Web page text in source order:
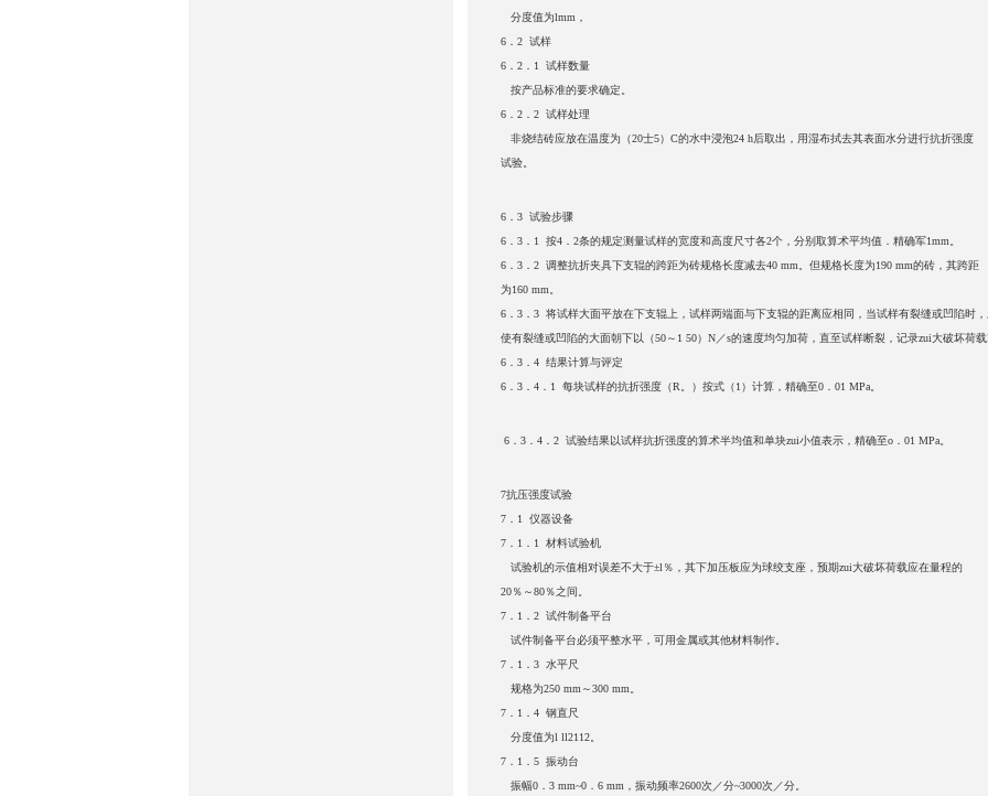
分度值为lmm，
6．2 试样
6．2．1 试样数量
按产品标准的要求确定。
6．2．2 试样处理
非烧结砖应放在温度为（20士5）C的水中浸泡24 h后取出，用湿布拭去其表面水分进行抗折强度
试验。
6．3 试验步骤
6．3．1 按4．2条的规定测量试样的宽度和高度尺寸各2个，分别取算术平均值．精确军1mm。
6．3．2 调整抗折夹具下支辊的跨距为砖规格长度减去40 mm。但规格长度为190 mm的砖，其跨距
为160 mm。
6．3．3 将试样大面平放在下支辊上，试样两端面与下支辊的距离应相同，当试样有裂缝或凹陷时
使有裂缝或凹陷的大面朝下以（50～1 50）N／s的速度均匀加荷，直至试样断裂，记录zui大破坏荷
6．3．4 结果计算与评定
6．3．4．1 每块试样的抗折强度（R。）按式（1）计算，精确至0．01 MPa。
6．3．4．2 试验结果以试样抗折强度的算术半均值和单块zui小值表示，精确至o．01 MPa。
7抗压强度试验
7．1 仪器设备
7．1．1 材料试验机
试验机的示值相对误差不大于±l％，其下加压板应为球绞支座，预期zui大破坏荷载应在量程的
20％～80％之间。
7．1．2 试件制备平台
试件制备平台必须平整水平，可用金属或其他材料制作。
7．1．3 水平尺
规格为250 mm～300 mm。
7．1．4 钢直尺
分度值为l ll2112。
7．1．5 振动台
振幅0．3 mm~0．6 mm，振动频率2600次／分~3000次／分。